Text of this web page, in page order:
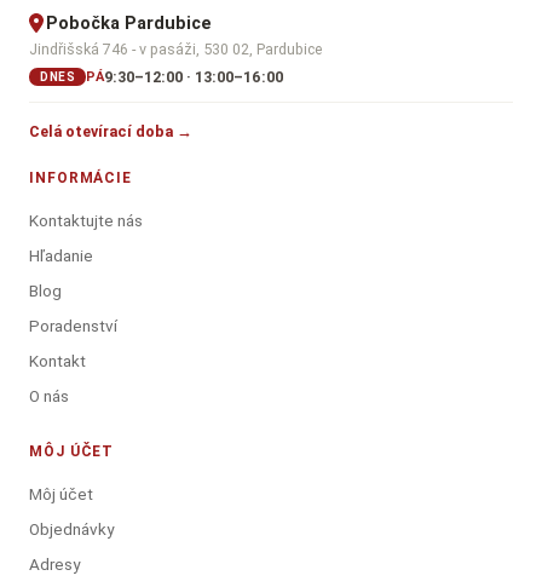
Pobočka Pardubice
Jindřišská 746 - v pasáži, 530 02, Pardubice
DNES PÁ9:30–12:00 · 13:00–16:00
Celá otevírací doba →
INFORMÁCIE
Kontaktujte nás
Hľadanie
Blog
Poradenství
Kontakt
O nás
MÔJ ÚČET
Môj účet
Objednávky
Adresy